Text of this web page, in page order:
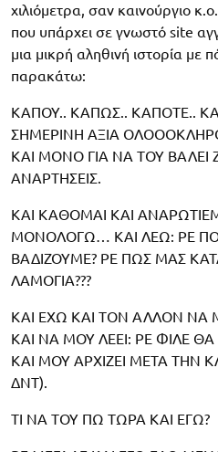
χιλιόμετρα, σαν καινούργιο
που υπάρχει σε γνωστό site
μια μικρή αληθινή ιστορία με
παρακάτω:
ΚΑΠΟΥ.. ΚΑΠΩΣ.. ΚΑΠΟΤΕ..
ΣΗΜΕΡΙΝΗ ΑΞΙΑ
ΚΑΙ ΜΟΝΟ ΓΙΑ ΝΑ ΤΟΥ ΒΑΛΕΙ
ΑΝΑΡΤΗΣΕΙΣ.
ΚΑΙ ΚΑΘΟΜΑΙ ΚΑΙ
ΜΟΝΟΛΟΓΩ… ΚΑΙ ΛΕΩ: ΡΕ
ΒΑΔΙΖΟΥΜΕ? ΡΕ ΠΩΣ ΜΑΣ
ΛΑΜΟΓΙΑ???
ΚΑΙ ΕΧΩ ΚΑΙ ΤΟΝ ΑΛΛΟΝ ΝΑ
ΚΑΙ ΝΑ ΜΟΥ ΛΕΕΙ: ΡΕ ΦΙΛΕ
ΚΑΙ ΜΟΥ ΑΡΧΙΖΕΙ ΜΕΤΑ ΤΗΝ
ΔΝΤ).
ΤΙ ΝΑ ΤΟΥ ΠΩ ΤΩΡΑ ΚΑΙ ΕΓΩ?